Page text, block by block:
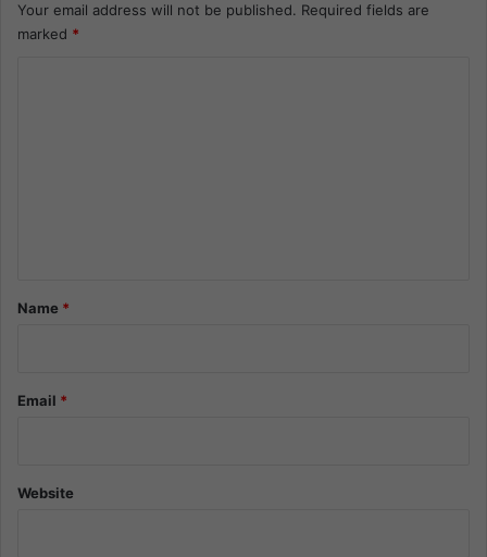
Your email address will not be published. Required fields are
marked *
*Name *
Email *
Website